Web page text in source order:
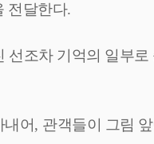
전달한다.
선조차 기억의 일부로
어, 관객들이 그림